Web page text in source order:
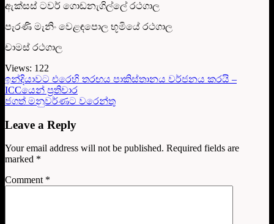
ඇක්සස් ටවර් ගොඩනැගිල්ලේ රථගාල
පැරණි මැනිං වෙළඳපොල භූමියේ රථගාල
චාමස් රථගාල
Views: 122
ඉන්දියාවට එරෙහි තරඟය පාකිස්තානය වර්ජනය කරයි –
ICCයෙන් ප්‍රතිචාර
ජගත් මනුවර්ණට වරෙන්තු
Leave a Reply
Your email address will not be published. Required fields are
marked *
Comment *